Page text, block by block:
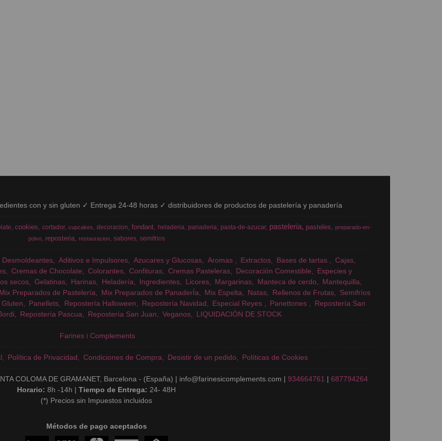
con y sin gluten ✓ Entrega 24-48 horas ✓ distribuidores de productos de pastelería y panadería
cookies cortador cupcakes decoracion fondant heladeria panaderia pasta-de-azucar pasteleria pasteles
preparado-en-
polvo
reposteria restauracion sabores semifrios
Desmoldeantes Aditivos e Impulsores Azucares y Glucosas Aromas Extractos Bases de tartas
Cajas
Cremas de Chocolate Colorantes Confituras Cremas Pasteleras Decoración Comestible
Especies y
secos Gelatinas Harinas Heladería Ingredientes Licores Margarinas Manteca de cerdo
Mantequilla
Mix Preparados de Pastelería Mix Preparados de PanaderÍa Mix Espelta Natas Rellenos de Frutas
Semifríos
Panellets Repostería Halloween Repostería Navidad Especial Reyes Panettones
Repostería San
Repostería Pascua Repostería San Juan Veganos LIQUIDACIÓN DE STOCK
Farines i Complements
Política de Privacidad Condiciones de Compra Desistir de un pedido Políticas de Cookies
COLOMA DE GRAMANET, Barcelona - (España) | info@farinesicomplements.com | 934664761 | 687794264
Horario:8h -14h |Tiempo de Entrega: 24- 48H
(*) Precios sin Impuestos incluidos
Métodos de pago aceptados